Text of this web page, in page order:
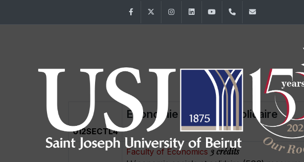
FacebookTwitter InstagramLinkedInYouTube+961 (1) 421 644
012SECTL4
Economie sociale et solidaire
Faculty of Economics 3 crédits